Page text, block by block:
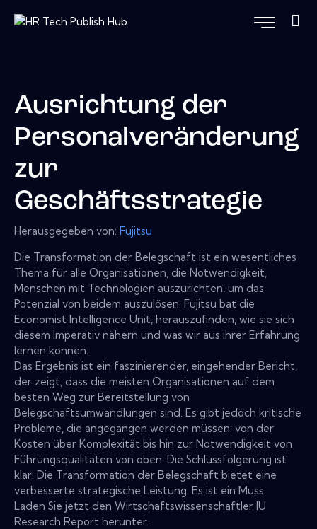
Ausrichtung der
Personalveränderung
zur
Geschäftsstrategie
Herausgegeben von: Fujitsu
Die Transformation der Belegschaft ist ein wesentliches
Thema für alle Organisationen, die Notwendigkeit,
Menschen mit Technologien auszurichten, um das
Potenzial von beidem auszulösen. Fujitsu bat die
Economist Intelligence Unit, herauszufinden, wie sie sich
diesem Imperativ nähern und was wir aus ihrer Erfahrung
lernen können.
Das Ergebnis ist ein faszinierender, eingehender Bericht,
der zeigt, dass die meisten Organisationen auf dem
besten Weg zur Bereitstellung von
Belegschaftsumwandlungen sind. Es gibt jedoch kritische
Probleme, die angegangen werden müssen: von der
Kosten über Komplexität bis hin zur Notwendigkeit von
Führungsqualitäten von oben. Die Schlussfolgerung ist
klar: Die Transformation der Belegschaft bietet eine
verbesserte strategische Leistung. Es ist ein Muss.
Laden Sie jetzt den Wirtschaftswissenschaftler IU
Research Report herunter.